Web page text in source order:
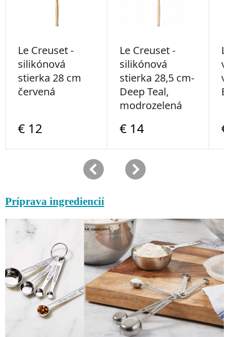
Príprava ingrediencií